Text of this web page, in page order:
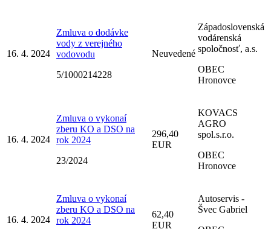
16. 4. 2024
Zmluva o dodávke
vody z verejného
vodovodu
5/1000214228
Neuvedené
Západoslovenská
vodárenská
spoločnosť, a.s.
OBEC
Hronovce
16. 4. 2024
Zmluva o vykonaí
zberu KO a DSO na
rok 2024
23/2024
296,40
EUR
KOVACS
AGRO
spol.s.r.o.
OBEC
Hronovce
16. 4. 2024
Zmluva o vykonaí
zberu KO a DSO na
rok 2024
62,40
EUR
Autoservis -
Švec Gabriel